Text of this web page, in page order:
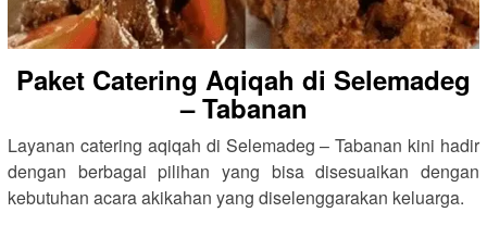
Paket Catering Aqiqah di Selemadeg
– Tabanan
Layanan catering aqiqah di Selemadeg – Tabanan kini hadir
dengan berbagai pilihan yang bisa disesuaikan dengan
kebutuhan acara akikahan yang diselenggarakan keluarga.